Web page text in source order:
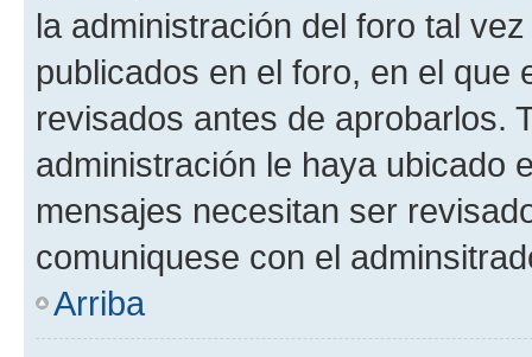
la administración del foro tal
publicados en el foro, en el
revisados antes de aprobarlos.
administración le haya ubicado
mensajes necesitan ser
comuniquese con el
Arriba